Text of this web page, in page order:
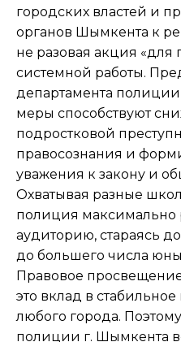
городских властей и
органов Шымкента к
не разовая акция «для
системной работы.
департамента
меры способствуют
подростковой
правосознания и
уважения к закону и
Охватывая разные
полиция максимально
аудиторию, стараясь
до большего числа
Правовое
это вклад в
любого города.
полиции г. Шымкента